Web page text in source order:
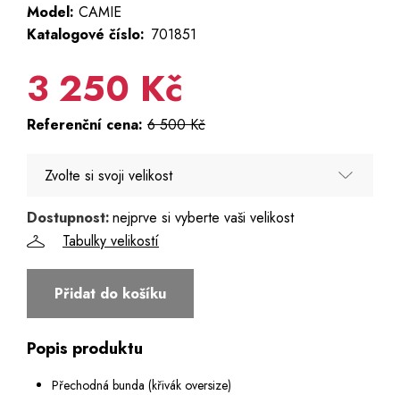
Model: CAMIE
Katalogové číslo: 701851
3 250 Kč
Referenční cena: 6 500 Kč
Zvolte si svoji velikost
36
38
Dostupnost:nejprve si vyberte vaši velikost
Tabulky velikostí
Přidat do košíku
Popis produktu
Přechodná bunda (křivák oversize)